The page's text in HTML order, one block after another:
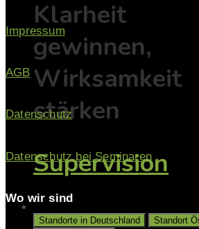
Klarheit
gewinnen,
Wirksamkeit
stärken
Supervision
Standorte in Deutschland
Standort
Impressum
AGB
Datenschutz
Datenschutz bei Seminaren
Wo wir sind